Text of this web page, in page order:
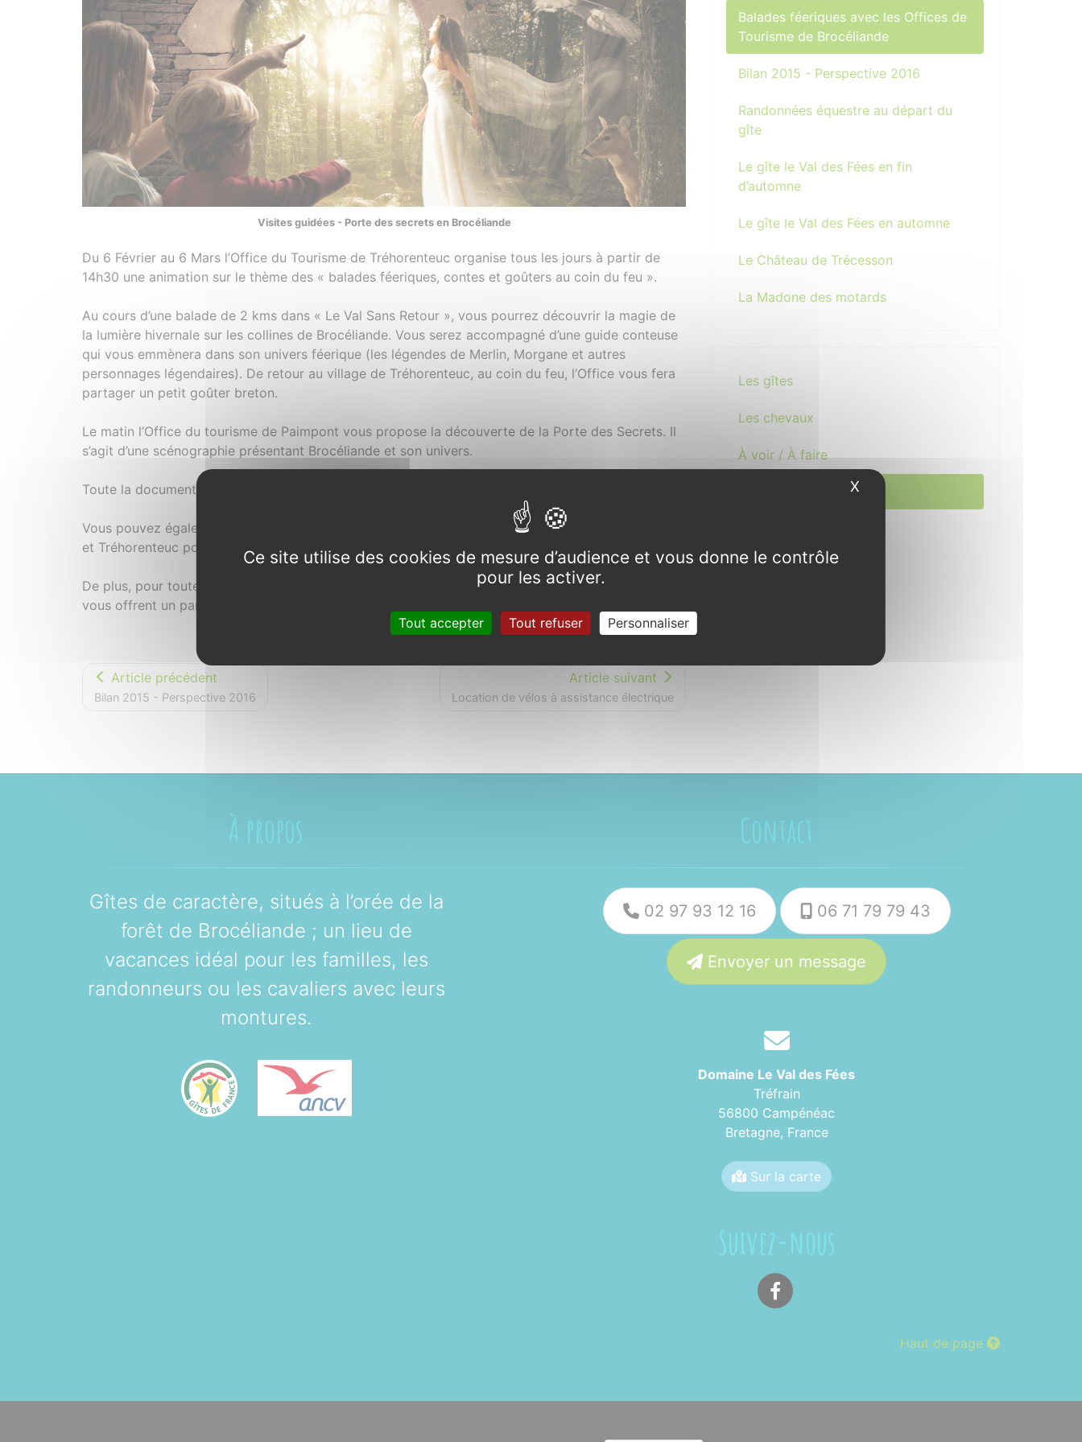
Visites guidées - Porte des secrets en Brocéliande
Du 6 Février au 6 Mars l’Office du Tourisme de Tréhorenteuc organise tous les jours à partir de
14h30 une animation sur le thème des « balades féeriques, contes et goûters au coin du feu ».
Au cours d’une balade de 2 kms dans « Le Val Sans Retour », vous pourrez découvrir la magie de
la lumière hivernale sur les collines de Brocéliande. Vous serez accompagné d’une guide conteuse
qui vous emmènera dans son univers féerique (les légendes de Merlin, Morgane et autres
personnages légendaires). De retour au village de Tréhorenteuc, au coin du feu, l’Office vous fera
partager un petit goûter breton.
Le matin l’Office du tourisme de Paimpont vous propose la découverte de la Porte des Secrets. Il
s’agit d’une scénographie présentant Brocéliande et son univers.
Toute la documentation de ces activités sera disponible au gîte « Le Val des Fées ».
Vous pouvez également vous rendre sur les sites des Offices du Tourisme de Paimpont , Ploërmel
et Tréhorenteuc pour découvrir toutes les activités à votre disposition.
De plus, pour toute réservation durant la période du 1er Février au 31 Mars, le Gîte Le val des Fées
vous offrent un panier « Chandeleur » constitué de crêpes et de 2 bouteilles de cidre breton.
Article précédent
Bilan 2015 - Perspective 2016
Article suivant
Location de vélos à assistance électrique
Balades féeriques avec les Offices de
Tourisme de Brocéliande
Bilan 2015 - Perspective 2016
Randonnées équestre au départ du
gîte
Le gîte le Val des Fées en fin
d’automne
Le gîte le Val des Fées en automne
Le Château de Trécesson
La Madone des motards
Les gîtes
Les chevaux
À voir / À faire
À propos
Gîtes de caractère, situés à l’orée de la
forêt de Brocéliande ; un lieu de
vacances idéal pour les familles, les
randonneurs ou les cavaliers avec leurs
montures.
Contact
02 97 93 12 16 06 71 79 79 43
Envoyer un message
Domaine Le Val des Fées
Tréfrain
56800 Campénéac
Bretagne, France
Sur la carte
Suivez-nous
Haut de page
Ce site utilise des cookies de mesure d’audience et vous donne le contrôle
pour les activer.
Tout accepter Tout refuser Personnaliser
X Masquer le bandeau des cookies